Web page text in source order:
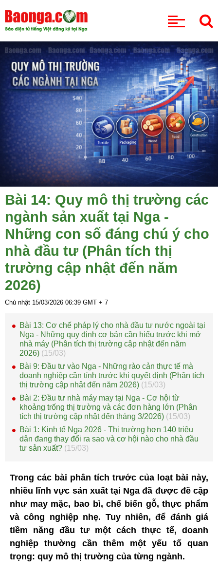
Bài 14: Quy mô thị trường các
ngành sản xuất tại Nga -
Những con số đáng chú ý cho
nhà đầu tư (Phân tích thị
trường cập nhật đến năm
2026)
Chủ nhật 15/03/2026 06:39 GMT + 7
Bài 13: Cơ chế pháp lý cho nhà đầu tư nước ngoài tại
Nga - Những quy định cơ bản cần hiểu trước khi mở
nhà máy (Phân tích thị trường cập nhật đến năm
2026) (15/03)
Bài 9: Đầu tư vào Nga - Những rào cản thực tế mà
doanh nghiệp cần tính trước khi quyết định (Phân tích
thị trường cập nhật đến năm 2026) (15/03)
Bài 2: Đầu tư nhà máy may tại Nga - Cơ hội từ
khoảng trống thị trường và các đơn hàng lớn (Phân
tích thị trường cập nhật đến tháng 3/2026) (15/03)
Bài 1: Kinh tế Nga 2026 - Thị trường hơn 140 triệu
dân đang thay đổi ra sao và cơ hội nào cho nhà đầu
tư sản xuất? (15/03)
Trong các bài phân tích trước của loạt bài này,
nhiều lĩnh vực sản xuất tại Nga đã được đề cập
như may mặc, bao bì, chế biến gỗ, thực phẩm
và công nghiệp nhẹ. Tuy nhiên, để đánh giá
tiềm năng đầu tư một cách thực tế, doanh
nghiệp thường cần thêm một yếu tố quan
trọng: quy mô thị trường của từng ngành.